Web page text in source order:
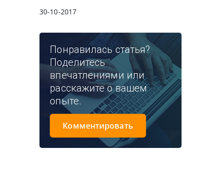
30-10-2017
Понравилась статья?
Поделитесь
впечатлениями или
расскажите о вашем
опыте.
Комментировать